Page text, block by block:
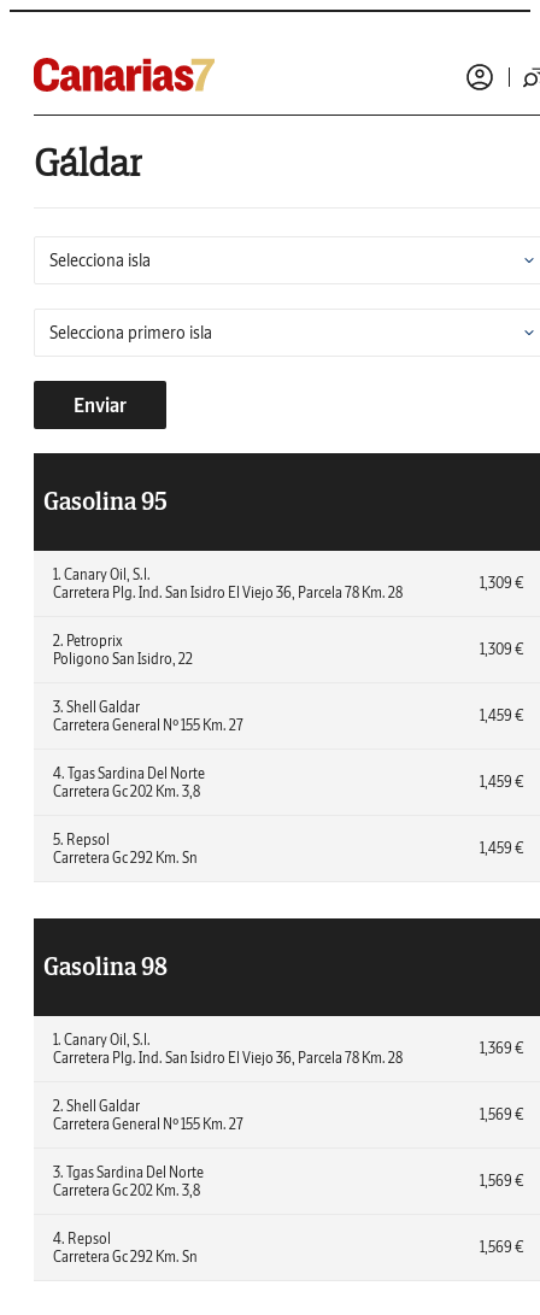
Gáldar
Enviar
Gasolina 95
1. Canary Oil, S.l.
Carretera Plg. Ind. San Isidro El Viejo 36, Parcela 78 Km. 28
1,309 €
2. Petroprix
Poligono San Isidro, 22
1,309 €
3. Shell Galdar
Carretera General Nº 155 Km. 27
1,459 €
4. Tgas Sardina Del Norte
Carretera Gc 202 Km. 3,8
1,459 €
5. Repsol
Carretera Gc 292 Km. Sn
1,459 €
Gasolina 98
1. Canary Oil, S.l.
Carretera Plg. Ind. San Isidro El Viejo 36, Parcela 78 Km. 28
1,369 €
2. Shell Galdar
Carretera General Nº 155 Km. 27
1,569 €
3. Tgas Sardina Del Norte
Carretera Gc 202 Km. 3,8
1,569 €
4. Repsol
Carretera Gc 292 Km. Sn
1,569 €